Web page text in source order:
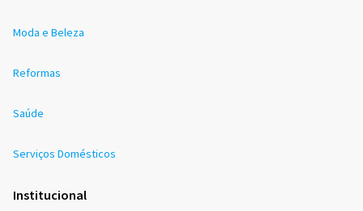
Moda e Beleza
Reformas
Saúde
Serviços Domésticos
Institucional